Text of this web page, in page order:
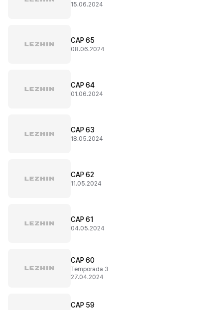
15.06.2024
CAP 65
08.06.2024
CAP 64
01.06.2024
CAP 63
18.05.2024
CAP 62
11.05.2024
CAP 61
04.05.2024
CAP 60
Temporada 3
27.04.2024
CAP 59